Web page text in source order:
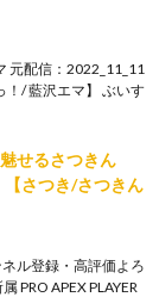
元配信：2022_11_11
！/ 藍沢エマ】 ぶいす
せるさつきん
さつき/さつきん
ル登録・高評価よろ
PRO APEX PLAYER